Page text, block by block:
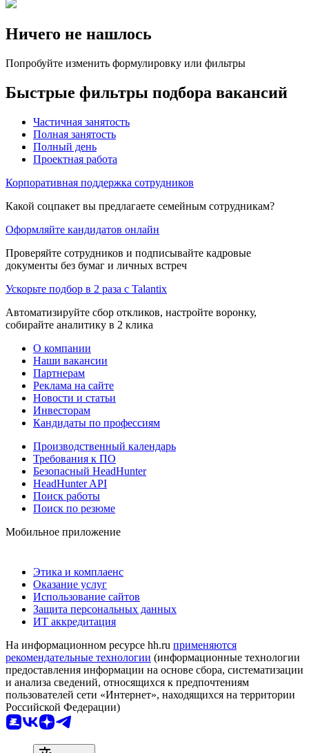
Ничего не нашлось
Попробуйте изменить формулировку или фильтры
Быстрые фильтры подбора вакансий
Частичная занятость
Полная занятость
Полный день
Проектная работа
Корпоративная поддержка сотрудников
Какой соцпакет вы предлагаете семейным сотрудникам?
Оформляйте кандидатов онлайн
Проверяйте сотрудников и подписывайте кадровые
документы без бумаг и личных встреч
Ускорьте подбор в 2 раза с Talantix
Автоматизируйте сбор откликов, настройте воронку,
собирайте аналитику в 2 клика
О компании
Наши вакансии
Партнерам
Реклама на сайте
Новости и статьи
Инвесторам
Кандидаты по профессиям
Производственный календарь
Требования к ПО
Безопасный HeadHunter
HeadHunter API
Поиск работы
Поиск по резюме
Мобильное приложение
Этика и комплаенс
Оказание услуг
Использование сайтов
Защита персональных данных
ИТ аккредитация
На информационном ресурсе hh.ru применяются
рекомендательные технологии (информационные технологии
предоставления информации на основе сбора, систематизации
и анализа сведений, относящихся к предпочтениям
пользователей сети «Интернет», находящихся на территории
Российской Федерации)